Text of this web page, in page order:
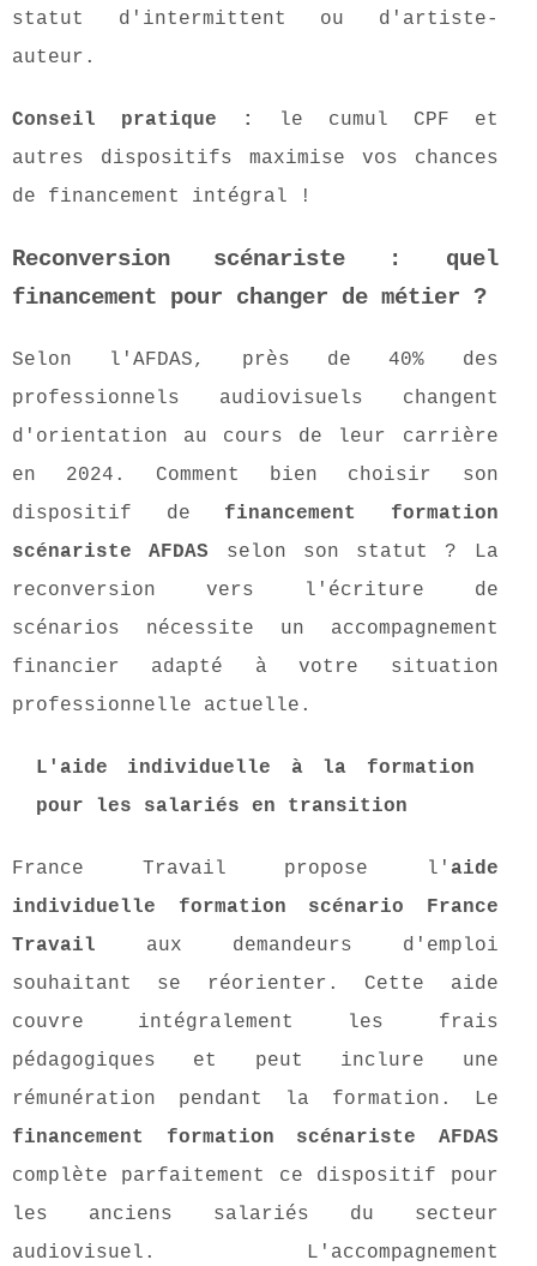
statut d'intermittent ou d'artiste-
auteur.
Conseil pratique :
le cumul CPF et
autres dispositifs maximise vos chances
de financement intégral !
Reconversion scénariste : quel
financement pour changer de métier ?
Selon l'AFDAS, près de 40% des
professionnels audiovisuels changent
d'orientation au cours de leur carrière
en 2024. Comment bien choisir son
dispositif de financement formation
scénariste AFDAS selon son statut ? La
reconversion vers l'écriture de
scénarios nécessite un accompagnement
financier adapté à votre situation
professionnelle actuelle.
L'aide individuelle à la formation
pour les salariés en transition
France Travail propose l' aide
individuelle formation scénario France
Travail aux demandeurs d'emploi
souhaitant se réorienter. Cette aide
couvre intégralement les frais
pédagogiques et peut inclure une
rémunération pendant la formation. Le
financement formation scénariste AFDAS
complète parfaitement ce dispositif pour
les anciens salariés du secteur
audiovisuel. L'accompagnement